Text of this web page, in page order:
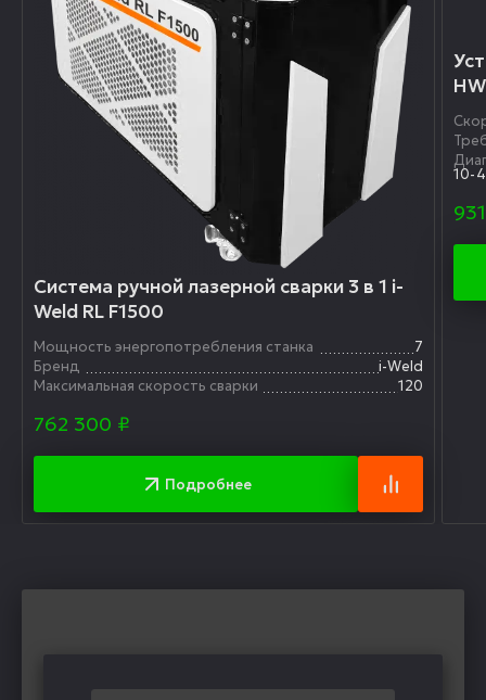
Система ручной лазерной сварки 3 в 1 i-
Weld RL F1500
Мощность энергопотребления станка
7
Бренд
i-Weld
Максимальная скорость сварки
120
762 300 ₽
Подробнее
10-